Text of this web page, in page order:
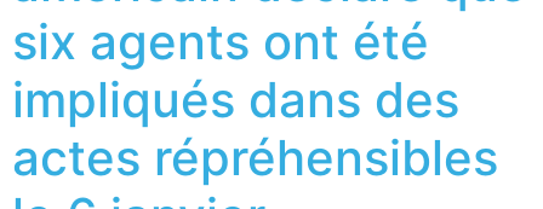
six agents ont été
impliqués dans des
actes répréhensibles